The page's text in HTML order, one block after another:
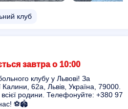
клуб
завтра о 10:00
клубу у Львові! За
62a, Львів, Україна, 79000.
всієї родини. Телефонуйте: +380 97
⚽🏟️